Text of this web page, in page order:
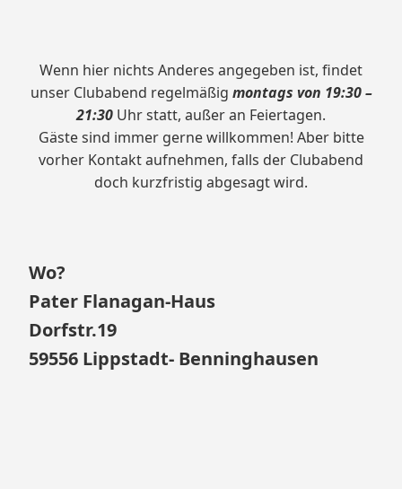
Wenn hier nichts Anderes angegeben ist, findet
unser Clubabend regelmäßig montags von 19:30 –
21:30 Uhr statt, außer an Feiertagen.
Gäste sind immer gerne willkommen! Aber bitte
vorher Kontakt aufnehmen, falls der Clubabend
doch kurzfristig abgesagt wird.
Wo?
Pater Flanagan-Haus
Dorfstr.19
59556 Lippstadt- Benninghausen